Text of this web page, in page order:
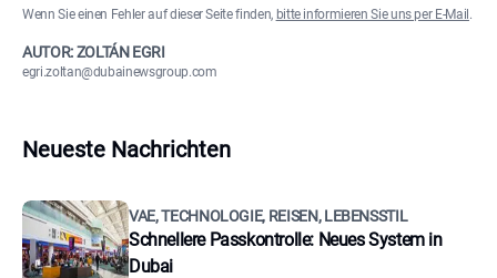
Wenn Sie einen Fehler auf dieser Seite finden, bitte informieren Sie uns per E-Mail .
AUTOR: ZOLTÁN EGRI
egri.zoltan@dubainewsgroup.com
Neueste Nachrichten
VAE, TECHNOLOGIE, REISEN, LEBENSSTIL
Schnellere Passkontrolle: Neues System in
Dubai